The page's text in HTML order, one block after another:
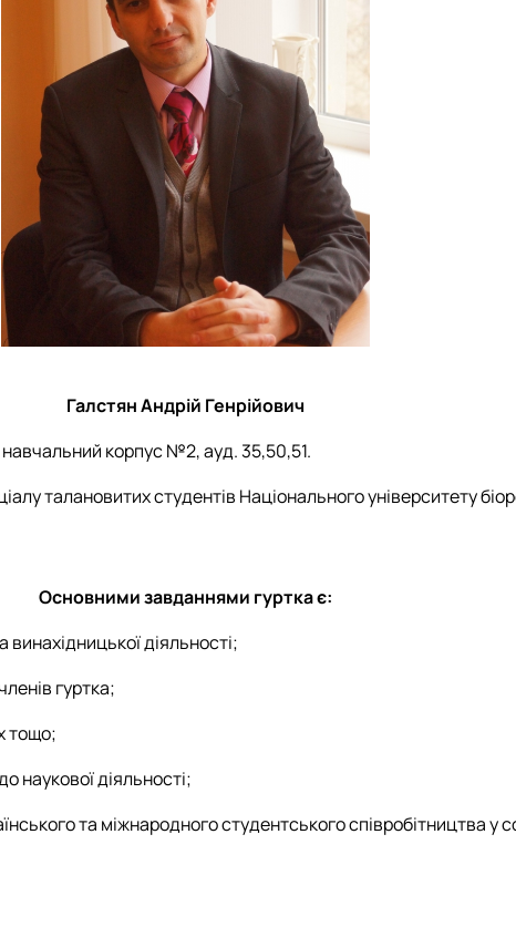
Галстян Андрій Генрійович
навчальний корпус №2, ауд. 35,50,51.
талановитих студентів Національного університету
Основними завданнями гуртка є:
діяльності;
гуртка;
тощо;
наукової діяльності;
та міжнародного студентського співробітництва у